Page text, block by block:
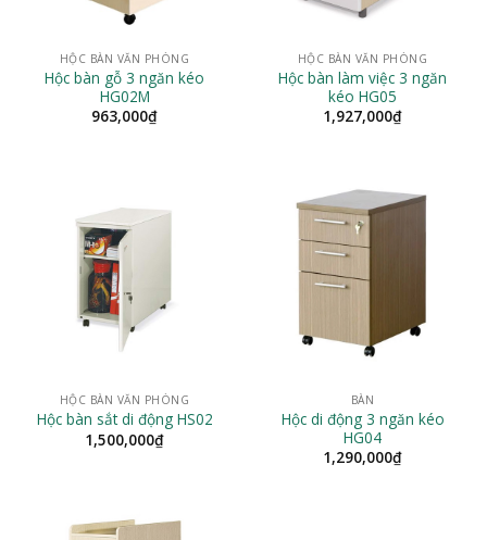
HỘC BÀN VĂN PHÒNG
Hộc bàn gỗ 3 ngăn kéo
HG02M
963,000₫
HỘC BÀN VĂN PHÒNG
Hộc bàn làm việc 3 ngăn
kéo HG05
1,927,000₫
HỘC BÀN VĂN PHÒNG
Hộc bàn sắt di động HS02
1,500,000₫
BÀN
Hộc di động 3 ngăn kéo
HG04
1,290,000₫